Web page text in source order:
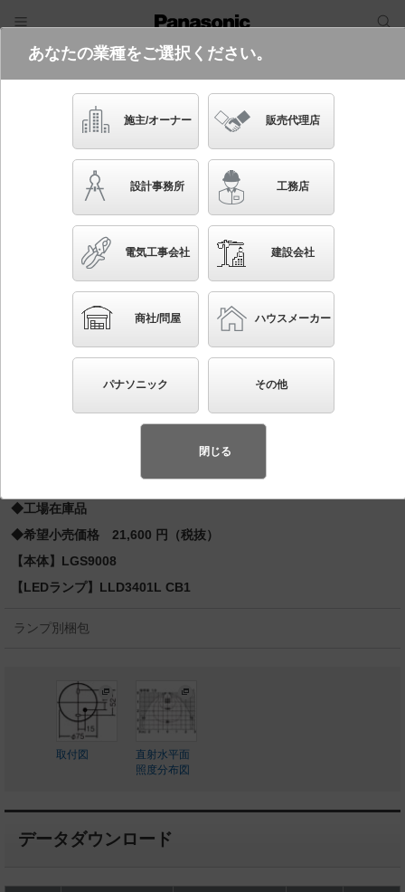
電気・建築設備（ビジネス）
フリーワード
品番・キーワード
かんたん照度計算
XSZP3007L CB1
天井直付型・壁直付型・据置取付型 LED（電球色）
スポットライト セードタイプ・拡散タイプ LEDコン
パクトランプ交換型・調光タイプ（ライコン別売） 白
熱電球100形1灯器具相当
（先端技術や優れたデザイン性を持ち合わせ、快
◆工場在庫品
◆希望小売価格 21,600 円（税抜）
【本体】LGS9008
【LEDランプ】LLD3401L CB1
ランプ別梱包
取付図
直射水平面
照度分布図
データダウンロード
あなたの業種をご選択ください。
施主/オーナー 販売代理店
設計事務所 工務店
電気工事会社 建設会社
商社/問屋 ハウスメーカー
パナソニック その他
閉じる